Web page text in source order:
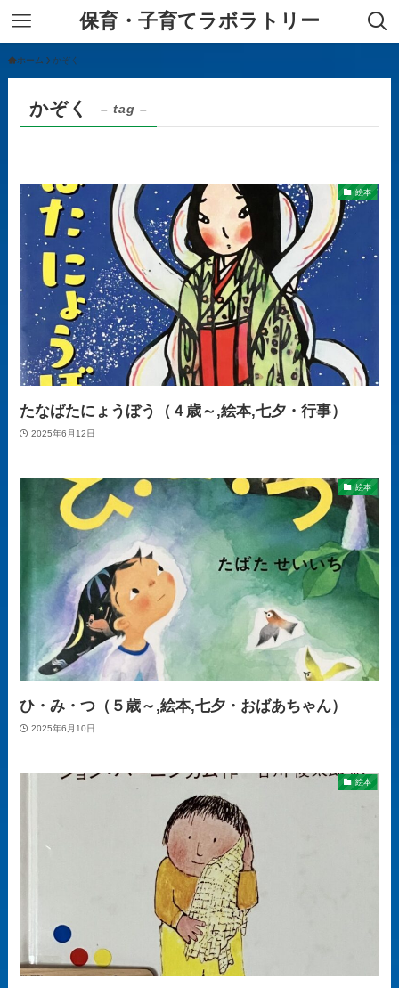
保育・子育てラボラトリー
ホーム かぞく
かぞく – tag –
絵本
たなばたにょうぼう（４歳～,絵本,七夕・行事）
2025年6月12日
絵本
ひ・み・つ（５歳～,絵本,七夕・おばあちゃん）
2025年6月10日
絵本